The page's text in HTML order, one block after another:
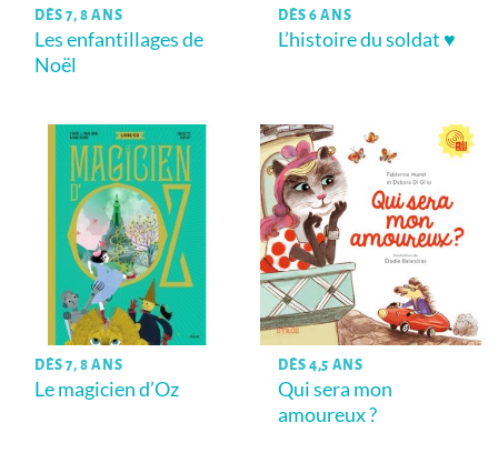
DÈS 7, 8 ANS
Les enfantillages de
Noël
DÈS 6 ANS
L’histoire du soldat ♥
DÈS 7, 8 ANS
Le magicien d’Oz
DÈS 4,5 ANS
Qui sera mon
amoureux ?